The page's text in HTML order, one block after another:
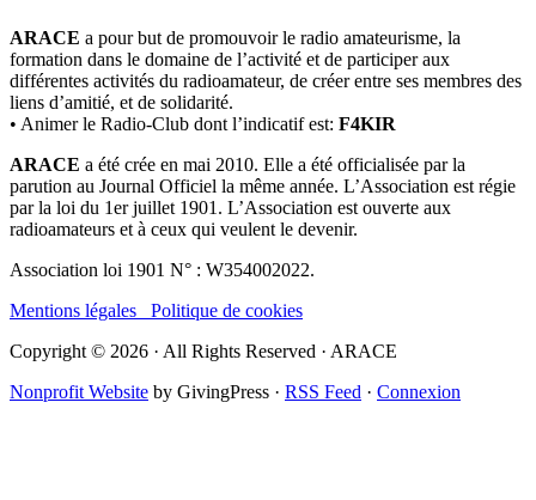
ARACE a pour but de promouvoir le radio amateurisme, la
formation dans le domaine de l’activité et de participer aux
différentes activités du radioamateur, de créer entre ses membres des
liens d’amitié, et de solidarité.
• Animer le Radio-Club dont l’indicatif est: F4KIR
ARACE a été crée en mai 2010. Elle a été officialisée par la
parution au Journal Officiel la même année. L’Association est régie
par la loi du 1er juillet 1901. L’Association est ouverte aux
radioamateurs et à ceux qui veulent le devenir.
Association loi 1901 N° : W354002022.
Mentions légales Politique de cookies
Copyright © 2026 · All Rights Reserved · ARACE
Nonprofit Website by GivingPress · RSS Feed · Connexion